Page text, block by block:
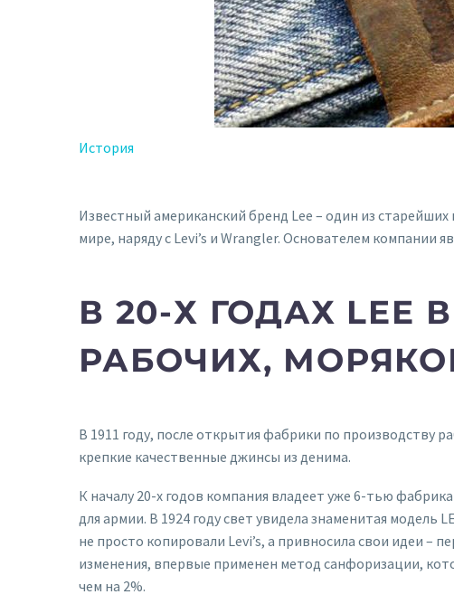
История
Известный американский бренд Lee – один из
мире, наряду с Levi’s и Wrangler. Основателем компании
В 20-Х ГОДАХ
РАБОЧИХ,
В 1911 году, после открытия фабрики по производству
крепкие качественные джинсы из денима.
К началу 20-х годов компания владеет уже 6-тью
для армии. В 1924 году свет увидела знаменитая
не просто копировали Levi’s, а привносила свои идеи –
изменения, впервые применен метод санфоризации,
чем на 2%.